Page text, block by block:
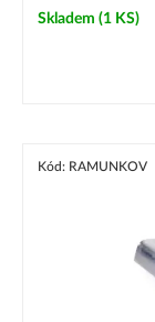
Skladem (1 KS)
Kód: RAMUNKOV